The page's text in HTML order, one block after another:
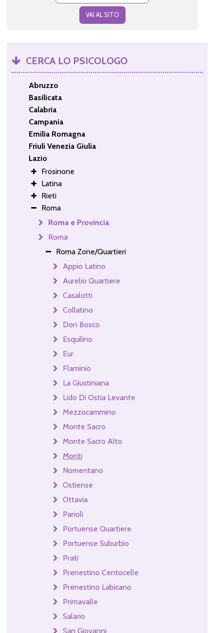
VAI AL SITO
CERCA LO PSICOLOGO
Abruzzo
Basilicata
Calabria
Campania
Emilia Romagna
Friuli Venezia Giulia
Lazio
Frosinone
Latina
Rieti
Roma
Roma e Provincia
Roma
Roma Zone/Quartieri
Appio Latino
Aurelio Quartiere
Casalotti
Collatino
Don Bosco
Esquilino
Eur
Flaminio
La Giustiniana
Lido Di Ostia Levante
Mezzocammino
Monte Sacro
Monte Sacro Alto
Monti
Nomentano
Ostiense
Ottavia
Parioli
Portuense Quartiere
Portuense Suburbio
Prati
Prenestino Centocelle
Prenestino Labicano
Primavalle
Salario
San Giovanni